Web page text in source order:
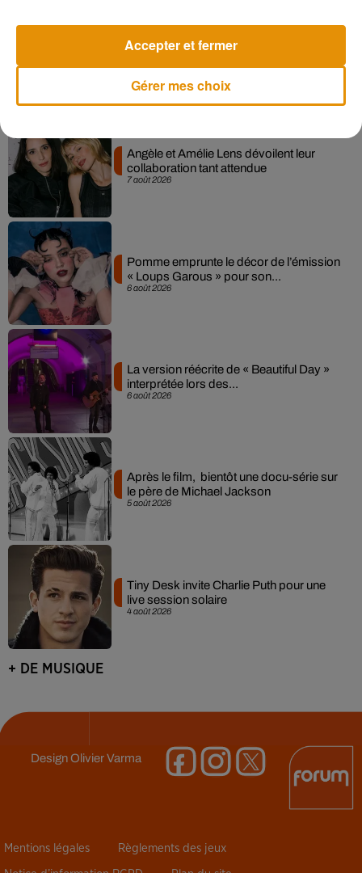
Madonna sort enfin le remix de « Love
7 août 2026
Angèle et Amélie Lens dévoilent leur
collaboration tant attendue
6 août 2026
Pomme emprunte le décor de l’émission
« Loups Garous » pour son...
6 août 2026
La version réécrite de « Beautiful Day »
interprétée lors des...
5 août 2026
Après le film, bientôt une docu-série sur
le père de Michael Jackson
4 août 2026
Tiny Desk invite Charlie Puth pour une
live session solaire
+ DE MUSIQUE
DesignOlivier Varma
Mentions légales Règlements des jeux
Gérer mes choix
Accepter et fermer